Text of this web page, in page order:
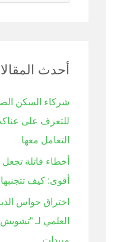
ث
ن
:
أحدث
شركاء السكن
للتعرف على
التعامل معها
أخطاء قاتلة تجعل
أقوى: كيف تتجنبها
اختراق حواس
العلمي لـ
مبيدات